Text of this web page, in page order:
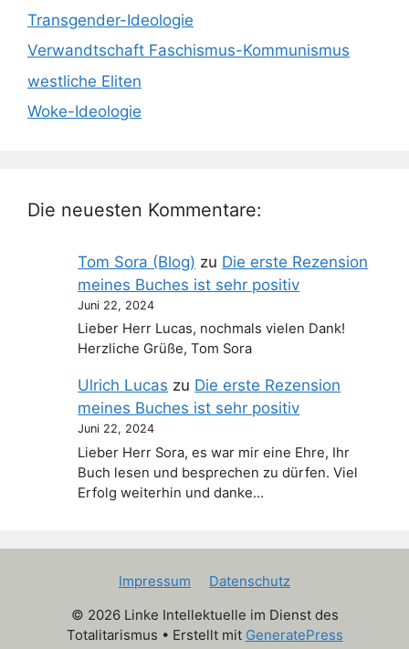
Transgender-Ideologie
Verwandtschaft Faschismus-Kommunismus
westliche Eliten
Woke-Ideologie
Die neuesten Kommentare:
Tom Sora (Blog) zu Die erste Rezension
meines Buches ist sehr positiv
Juni 22, 2024
Lieber Herr Lucas, nochmals vielen Dank!
Herzliche Grüße, Tom Sora
Ulrich Lucas zu Die erste Rezension
meines Buches ist sehr positiv
Juni 22, 2024
Lieber Herr Sora, es war mir eine Ehre, Ihr
Buch lesen und besprechen zu dürfen. Viel
Erfolg weiterhin und danke…
Impressum
Datenschutz
© 2026 Linke Intellektuelle im Dienst des
Totalitarismus • Erstellt mit GeneratePress